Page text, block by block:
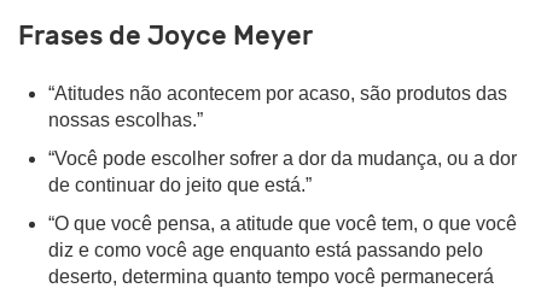
Frases de Joyce Meyer
“Atitudes não acontecem por acaso, são produtos das
nossas escolhas.”
“Você pode escolher sofrer a dor da mudança, ou a dor
de continuar do jeito que está.”
“O que você pensa, a atitude que você tem, o que você
diz e como você age enquanto está passando pelo
deserto, determina quanto tempo você permanecerá